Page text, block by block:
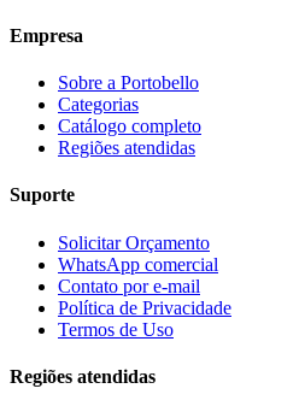
Empresa
Sobre a Portobello
Categorias
Catálogo completo
Regiões atendidas
Suporte
Solicitar Orçamento
WhatsApp comercial
Contato por e-mail
Política de Privacidade
Termos de Uso
Regiões atendidas